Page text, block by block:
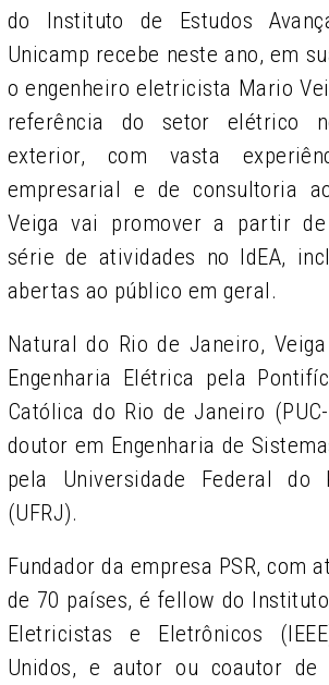
do Instituto de Estudos
Unicamp recebe neste ano, em
o engenheiro eletricista Mario
referência do setor elétrico
exterior, com vasta
empresarial e de consultoria
Veiga vai promover a partir
série de atividades no IdEA,
abertas ao público em geral.
Natural do Rio de Janeiro,
Engenharia Elétrica pela
Católica do Rio de Janeiro
doutor em Engenharia de
pela Universidade Federal do
(UFRJ).
Fundador da empresa PSR, com
de 70 países, é fellow do
Eletricistas e Eletrônicos
Unidos, e autor ou coautor